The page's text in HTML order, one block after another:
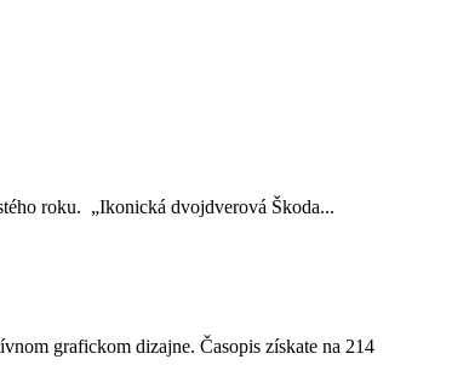
roku. „Ikonická dvojdverová Škoda...
grafickom dizajne. Časopis získate na 214